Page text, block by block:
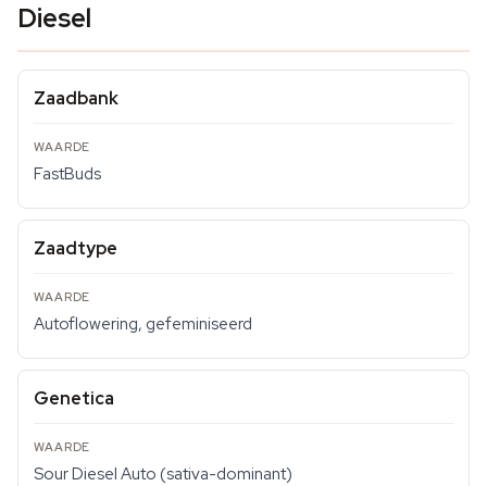
Diesel
Zaadbank
FastBuds
Zaadtype
Autoflowering, gefeminiseerd
Genetica
Sour Diesel Auto (sativa-dominant)